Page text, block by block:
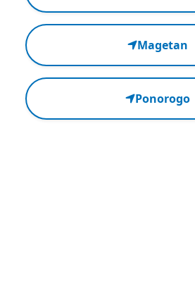
Magetan
Ponorogo